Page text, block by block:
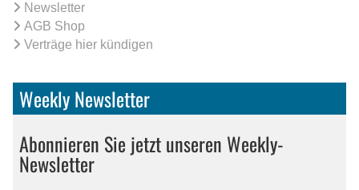
Newsletter
AGB Shop
Verträge hier kündigen
Weekly Newsletter
Abonnieren Sie jetzt unseren Weekly-
Newsletter